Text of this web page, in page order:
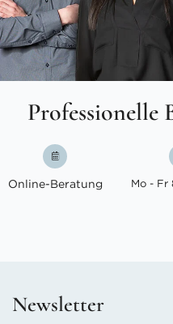
Professionelle
Online-Beratung Mo - Fr
Newsletter